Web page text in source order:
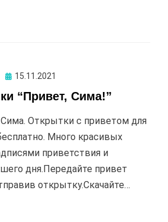
Опубликовано
15.11.2021
“Привет, Сима!”
Открытки с приветом для
Много красивых
приветствия и
дня.Передайте привет
открытку.Скачайте…